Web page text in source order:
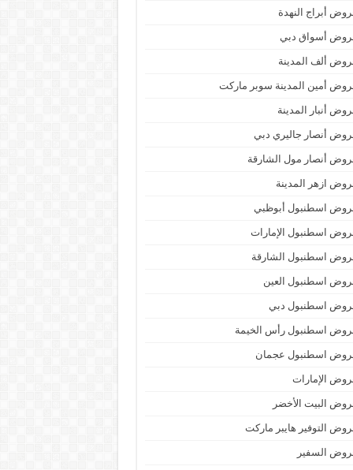
أبراج النهدة
أسواق دبي
ألف المدينة
أمين المدينة سوبر ماركت
أنبار المدينة
أنصار جاليري دبي
أنصار مول الشارقة
ازهر المدينة
اسطنبول أبوظبي
اسطنبول الإمارات
اسطنبول الشارقة
اسطنبول العين
اسطنبول دبي
اسطنبول رأس الخيمة
اسطنبول عجمان
الإمارات
البيت الأخضر
التوفير هايبر ماركت
السفير